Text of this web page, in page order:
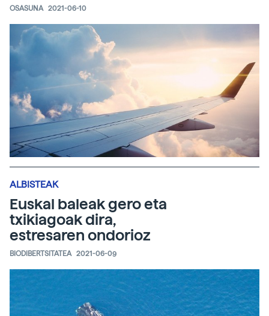
OSASUNA 2021-06-10
ALBISTEAK
Euskal baleak gero eta
txikiagoak dira,
estresaren ondorioz
BIODIBERTSITATEA 2021-06-09